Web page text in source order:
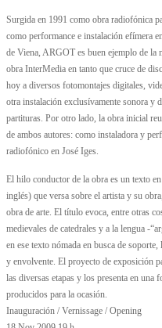
Surgida en 1991 como obra radiofónica
como performance e instalación efímera
de Viena, ARGOT es buen ejemplo de la
obra InterMedia en tanto que cruce de
hoy a diversos fotomontajes digitales,
otra instalación exclusívamente sonora y
partituras. Por otro lado, la obra inicial
de ambos autores: como instaladora y
radiofónico en José Iges.
El hilo conductor de la obra es un texto
inglés) que versa sobre el artista y su
obra de arte. El título evoca, entre otras
medievales de catedrales y a la lengua -
en ese texto nómada en busca de
y envolvente. El proyecto de exposición
las diversas etapas y los presenta en una
producidos para la ocasión.
Inauguración / Vernissage / Opening